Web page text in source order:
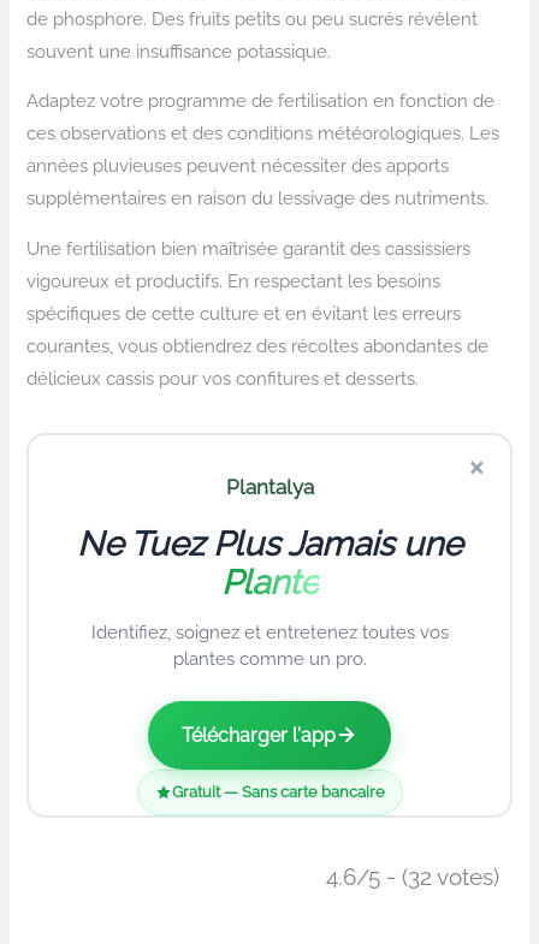
de phosphore. Des fruits petits ou peu sucrés révèlent
souvent une insuffisance potassique.
Adaptez votre programme de fertilisation en fonction de
ces observations et des conditions météorologiques. Les
années pluvieuses peuvent nécessiter des apports
supplémentaires en raison du lessivage des nutriments.
Une fertilisation bien maîtrisée garantit des cassissiers
vigoureux et productifs. En respectant les besoins
spécifiques de cette culture et en évitant les erreurs
courantes, vous obtiendrez des récoltes abondantes de
délicieux cassis pour vos confitures et desserts.
×
Plantalya
Ne Tuez Plus Jamais une
Plante
Identifiez, soignez et entretenez toutes vos
plantes comme un pro.
Télécharger l'app
Gratuit — Sans carte bancaire
4.6/5 - (32 votes)